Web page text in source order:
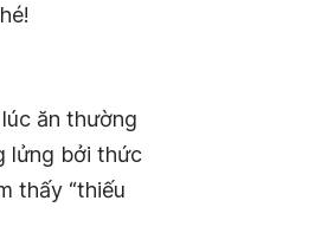
ăn thường
lửng bởi thức
thấy “thiếu